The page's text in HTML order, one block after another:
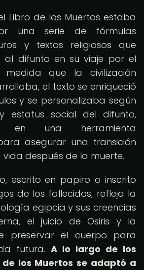
Libro de los Muertos estaba
una serie de fórmulas
y textos religiosos que
al difunto en su viaje por el
medida que la civilización
el texto se enriqueció
y se personalizaba según
estatus social del difunto,
en una herramienta
asegurar una transición
después de la muerte.
escrito en papiro o inscrito
de los fallecidos, refleja la
egipcia y sus creencias
el juicio de Osiris y la
preservar el cuerpo para
futura. A lo largo de los
de los Muertos se adaptó a